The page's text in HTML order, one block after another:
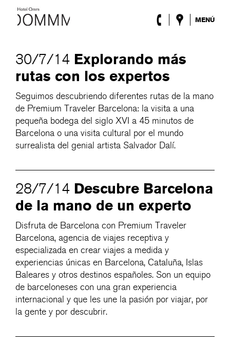
MENÚ
Roca Barcelona
Spa
Lobby & Club
Eventos
Promociones
Blog
30/7/14 Explorando más
rutas con los expertos
Seguimos descubriendo diferentes rutas de la mano
de Premium Traveler Barcelona: la visita a una
pequeña bodega del siglo XVI a 45 minutos de
Barcelona o una visita cultural por el mundo
surrealista del genial artista Salvador Dalí.
28/7/14 Descubre Barcelona
de la mano de un experto
Disfruta de Barcelona con Premium Traveler
Barcelona, agencia de viajes receptiva y
especializada en crear viajes a medida y
experiencias únicas en Barcelona, Cataluña, Islas
Baleares y otros destinos españoles. Son un equipo
de barceloneses con una gran experiencia
internacional y que les une la pasión por viajar, por
la gente y por descubrir.